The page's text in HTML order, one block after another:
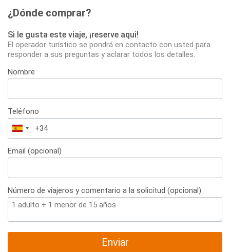
¿Dónde comprar?
Si le gusta este viaje, ¡reserve aqui!
El operador turístico se pondrá en contacto con usted para
responder a sus preguntas y aclarar todos los detalles.
Nombre
Teléfono
España
+34
Email (opcional)
Número de viajeros y comentario a la solicitud (opcional)
Enviar